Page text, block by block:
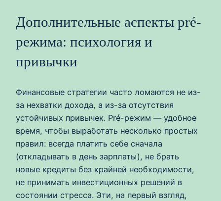
Дополнительные аспекты pré-
режима: психология и
привычки
Финансовые стратегии часто ломаются не из-
за нехватки дохода, а из-за отсутствия
устойчивых привычек. Pré-режим — удобное
время, чтобы выработать несколько простых
правил: всегда платить себе сначала
(откладывать в день зарплаты), не брать
новые кредиты без крайней необходимости,
не принимать инвестиционных решений в
состоянии стресса. Эти, на первый взгляд,